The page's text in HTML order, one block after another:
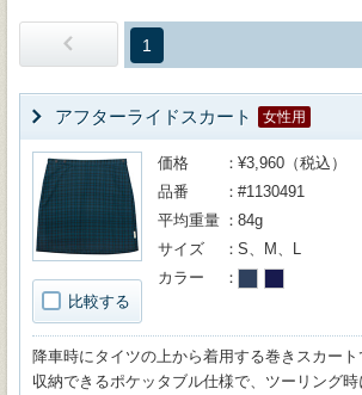
1
アフターライドスカート 女性用
比較する
価格
¥3,960（税込）
品番
#1130491
平均重量
84g
サイズ
S、M、L
カラー
降車時にタイツの上から着用する巻きスカー
収納できるポケッタブル仕様で、ツーリング